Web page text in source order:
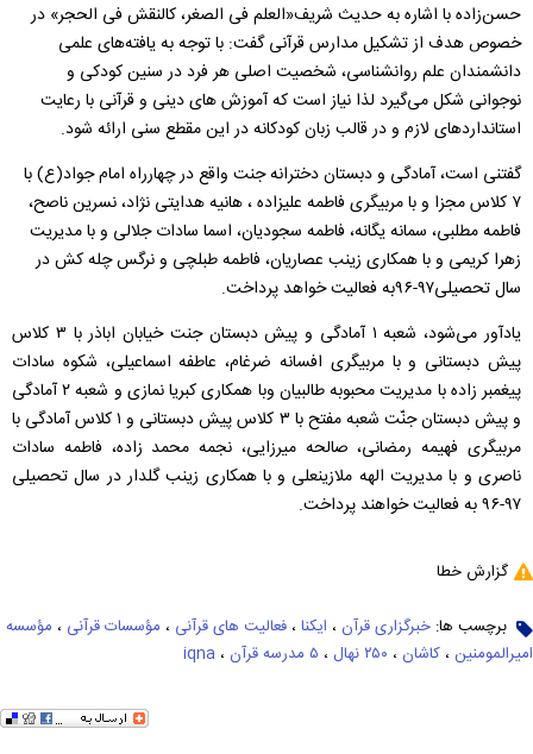
حسن‌زاده با اشاره به حدیث شریف«العلم فی الصغر، کالنقش فی الحجر» در
خصوص هدف از تشکیل مدارس قرآنی گفت: با توجه به یافته‌های علمی
دانشمندان علم روانشناسی، شخصیت اصلی هر فرد در سنین کودکی و
نوجوانی شکل می‌گیرد لذا نیاز است که آموزش های دینی و قرآنی با رعایت
استانداردهای لازم و در قالب زبان کودکانه در این مقطع سنی ارائه شود.
گفتنی است، آمادگی و دبستان دخترانه جنت واقع در چهارراه امام جواد(ع) با
۷ کلاس مجزا و با مربیگری فاطمه علیزاده ، هانیه هدایتی نژاد، نسرین ناصح،
فاطمه مطلبی، سمانه یگانه، فاطمه سجودیان، اسما سادات جلالی و با مدیریت
زهرا کریمی و با همکاری زینب عصاریان، فاطمه طبلچی و نرگس چله کش در
سال تحصیلی۹۷-۹۶به فعالیت خواهد پرداخت.
یادآور می‌شود، شعبه ۱ آمادگی و پیش دبستان جنت خیابان اباذر با ۳ کلاس
پیش دبستانی و با مربیگری افسانه ضرغام، عاطفه اسماعیلی، شکوه سادات
پیغمبر زاده با مدیریت محبوبه طالبیان وبا همکاری کبریا نمازی و شعبه ۲ آمادگی
و پیش دبستان جنّت شعبه مفتح با ۳ کلاس پیش دبستانی و ۱ کلاس آمادگی با
مربیگری فهیمه رمضانی، صالحه میرزایی، نجمه محمد زاده، فاطمه سادات
ناصری و با مدیریت الهه ملازینعلی و با همکاری زینب گلدار در سال تحصیلی
۹۷-۹۶ به فعالیت خواهند پرداخت.
گزارش خطا
برچسب ها: خبرگزاری قرآن ، ایکنا ، فعالیت های قرآنی ، مؤسسات قرآنی ، مؤسسه
امیرالمومنین ، کاشان ، ۲۵۰ نهال ، ۵ مدرسه قرآن ، iqna